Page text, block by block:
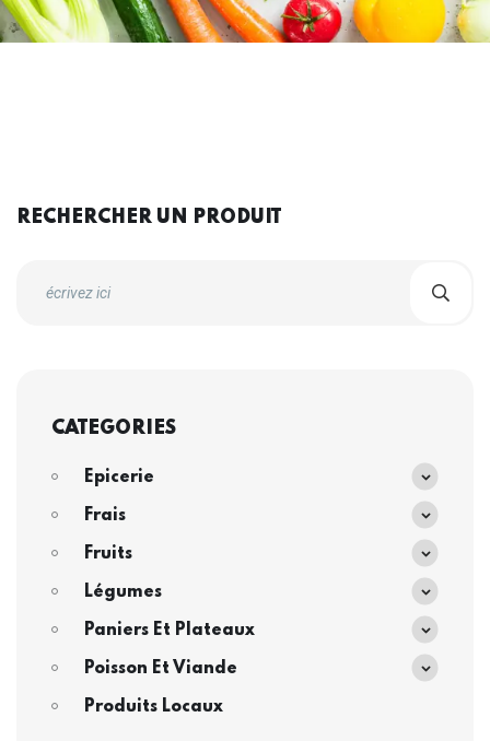
RECHERCHER UN PRODUIT
CATEGORIES
Epicerie
Frais
Fruits
Légumes
Paniers Et Plateaux
Poisson Et Viande
Produits Locaux